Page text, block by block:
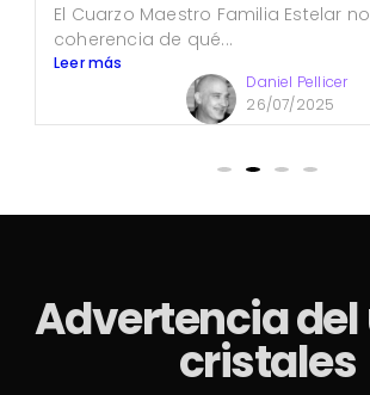
El Cuarzo Maestro Familia Estelar
coherencia de qué...
Leer más
Daniel Pellicer
26/07/2025
Advertencia del
cristales